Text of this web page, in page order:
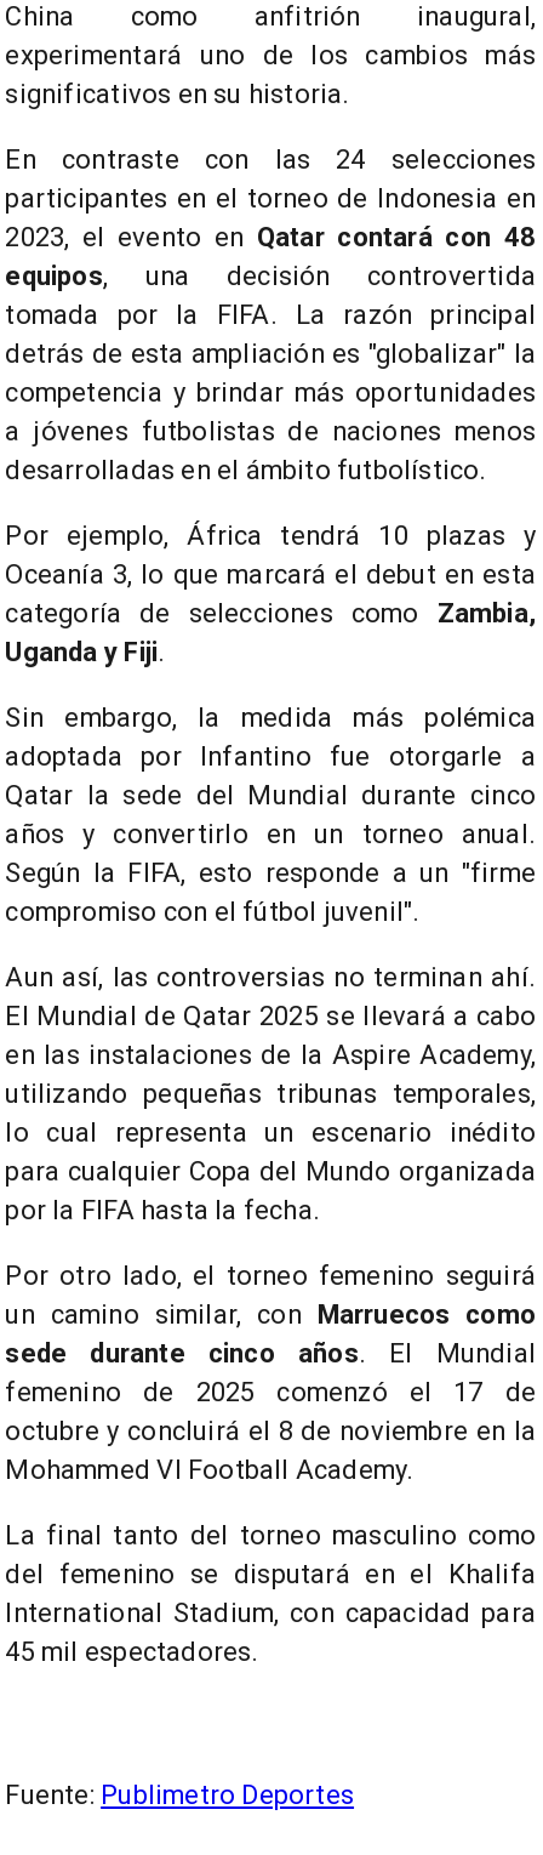
China como anfitrión inaugural,
experimentará uno de los cambios más
significativos en su historia.
En contraste con las 24 selecciones
participantes en el torneo de Indonesia en
2023, el evento en Qatar contará con 48
equipos, una decisión controvertida
tomada por la FIFA. La razón principal
detrás de esta ampliación es "globalizar" la
competencia y brindar más oportunidades
a jóvenes futbolistas de naciones menos
desarrolladas en el ámbito futbolístico.
Por ejemplo, África tendrá 10 plazas y
Oceanía 3, lo que marcará el debut en esta
categoría de selecciones como Zambia,
Uganda y Fiji.
Sin embargo, la medida más polémica
adoptada por Infantino fue otorgarle a
Qatar la sede del Mundial durante cinco
años y convertirlo en un torneo anual.
Según la FIFA, esto responde a un "firme
compromiso con el fútbol juvenil".
Aun así, las controversias no terminan ahí.
El Mundial de Qatar 2025 se llevará a cabo
en las instalaciones de la Aspire Academy,
utilizando pequeñas tribunas temporales,
lo cual representa un escenario inédito
para cualquier Copa del Mundo organizada
por la FIFA hasta la fecha.
Por otro lado, el torneo femenino seguirá
un camino similar, con Marruecos como
sede durante cinco años. El Mundial
femenino de 2025 comenzó el 17 de
octubre y concluirá el 8 de noviembre en la
Mohammed VI Football Academy.
La final tanto del torneo masculino como
del femenino se disputará en el Khalifa
International Stadium, con capacidad para
45 mil espectadores.
Fuente: Publimetro Deportes